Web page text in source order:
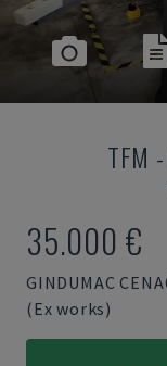
TFM -
35.000 €
GINDUMAC CENA
(Ex works)